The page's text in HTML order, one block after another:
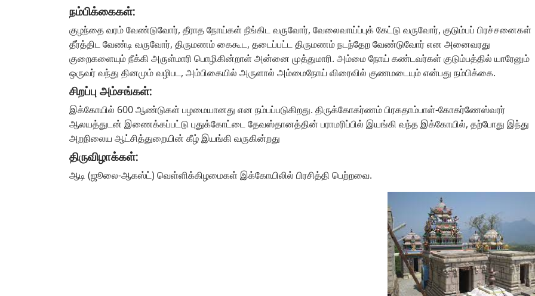
நம்பிக்கைகள்:
குழந்தை வரம் வேண்டுவோர், தீராத நோய்கள் நீங்கிட வருவோர், வேலைவாய்ப்புக் கேட்டு வருவோர், குடும்பப் பிரச்சனைகள்
தீர்த்திட வேண்டி வருவோர், திருமணம் கைகூட, தடைப்பட்ட திருமணம் நடந்தேற வேண்டுவோர் என அனைவரது
குறைகளையும் நீக்கி அருள்மாரி பொழிகின்றாள் அன்னை முத்துமாரி. அம்மை நோய் கண்டவர்கள் குடும்பத்தில் யாரேனும்
ஒருவர் வந்து தினமும் வழிபட, அம்பிகையில் அருளால் அம்மைநோய் விரைவில் குணமடையும் என்பது நம்பிக்கை.
சிறப்பு அம்சங்கள்:
இக்கோயில் 600 ஆண்டுகள் பழமையானது என நம்பப்படுகிறது. திருக்கோகர்ணம் பிரகதாம்பாள்-கோகர்ணேஸ்வரர்
ஆலயத்துடன் இணைக்கப்பட்டு புதுக்கோட்டை தேவஸ்தானத்தின் பராமரிப்பில் இயங்கி வந்த இக்கோயில், தற்போது இந்து
அறநிலைய ஆட்சித்துறையின் கீழ் இயங்கி வருகின்றது
திருவிழாக்கள்:
ஆடி (ஜூலை-ஆகஸ்ட்) வெள்ளிக்கிழமைகள் இக்கோயிலில் பிரசித்தி பெற்றவை.